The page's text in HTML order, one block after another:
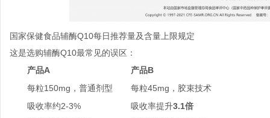
国家保健食品辅酶Q10每日推荐量及含量上限规定
这是选购辅酶Q10最常见的误区：
产品A
产品B
每粒150mg，普通剂型
每粒45mg，胶束技术
吸收率约2-3%
吸收率提升3.1倍